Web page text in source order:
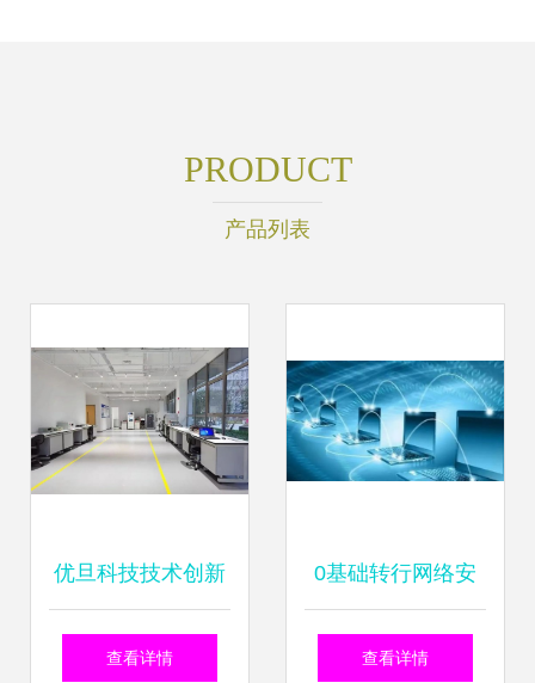
PRODUCT
产品列表
优旦科技技术创新
体系建设获省级认
查看详情
0基础转行网络安
全真的好就业吗 零
查看详情